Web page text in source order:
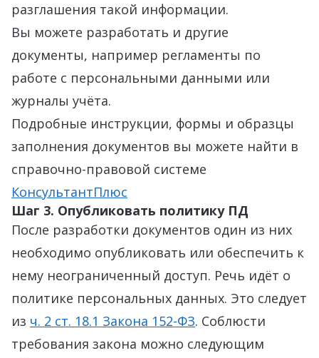
разглашения такой информации.
Вы можете разработать и другие
документы, например регламенты по
работе с персональными данными или
журналы учёта.
Подробные инструкции, формы и образцы
заполнения документов вы можете найти в
справочно-правовой системе
КонсультантПлюс
Шаг 3. Опубликовать политику ПД
После разработки документов один из них
необходимо опубликовать или обеспечить к
нему неограниченный доступ. Речь идёт о
политике персональных данных. Это следует
из ч. 2 ст. 18.1 Закона 152-ФЗ. Соблюсти
требования закона можно следующим